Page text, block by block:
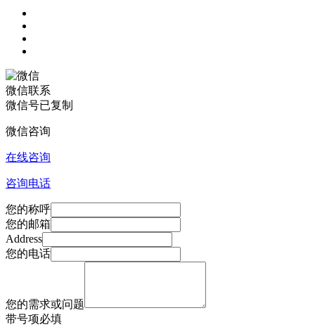
微信联系
微信号已复制
微信咨询
在线咨询
咨询电话
您的称呼
您的邮箱
Address
您的电话
您的需求或问题
带号项必填